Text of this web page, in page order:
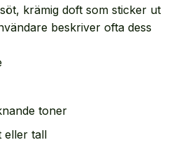
krämig doft som sticker ut
beskriver ofta dess
toner
eller tall